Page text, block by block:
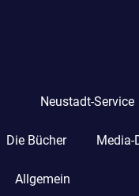
Neustadt-Service
Die Bücher Media-
Allgemein